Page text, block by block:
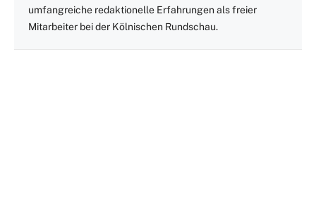
umfangreiche redaktionelle Erfahrungen als freier
Mitarbeiter bei der Kölnischen Rundschau.